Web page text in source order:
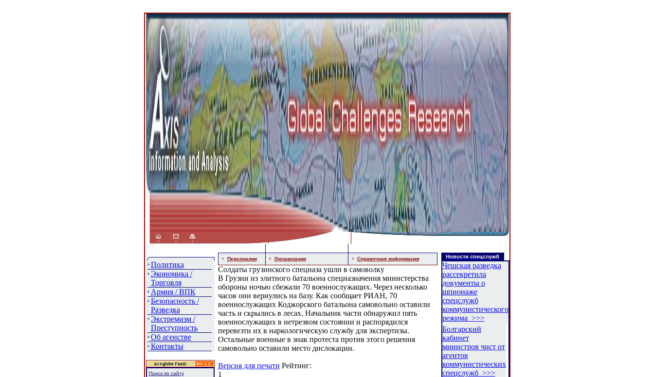
Политика
Экономика /
Торговля
Армия / ВПК
Безопасность /
Разведка
Экстремизм /
Преступность
Об агенстве
Контакты
Поиск по сайту
Персоналии Организации Справочная информация
Солдаты грузинского спецназа ушли в самоволку
В Грузии из элитного батальона спецназначения министерства
обороны ночью сбежали 70 военнослужащих. Через несколько
часов они вернулись на базу. Как сообщает РИАН, 70
военнослужащих Коджорского батальона самовольно оставили
часть и скрылись в лесах. Начальник части обнаружил пять
военнослужащих в нетрезвом состоянии и распорядился
перевезти их в наркологическую службу для экспертизы.
Остальные военные в знак протеста против этого решения
самовольно оставили место дислокации.
Версия для печати Рейтинг:
1
Новости спецслужб
Чешская разведка
рассекретила
документы о
шпионаже
спецслужб
коммунистического
режима >>>
Болгарский
кабинет
министров чист от
агентов
коммунистических
спецслужб >>>